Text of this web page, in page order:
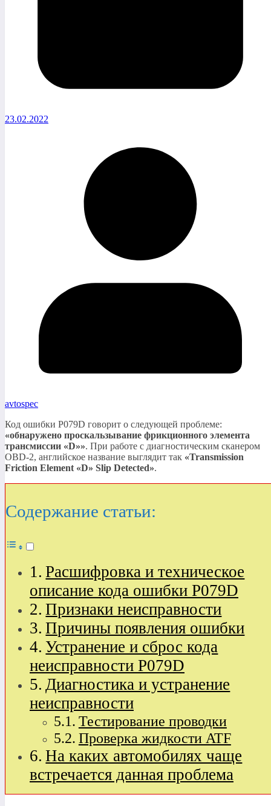
23.02.2022
avtospec
Код ошибки P079D говорит о следующей проблеме:
«обнаружено проскальзывание фрикционного элемента
трансмиссии «D»». При работе с диагностическим сканером
OBD-2, английское название выглядит так «Transmission
Friction Element «D» Slip Detected».
Содержание статьи:
Расшифровка и техническое
описание кода ошибки P079D
Признаки неисправности
Причины появления ошибки
Устранение и сброс кода
неисправности P079D
Диагностика и устранение
неисправности
Тестирование проводки
Проверка жидкости ATF
На каких автомобилях чаще
встречается данная проблема